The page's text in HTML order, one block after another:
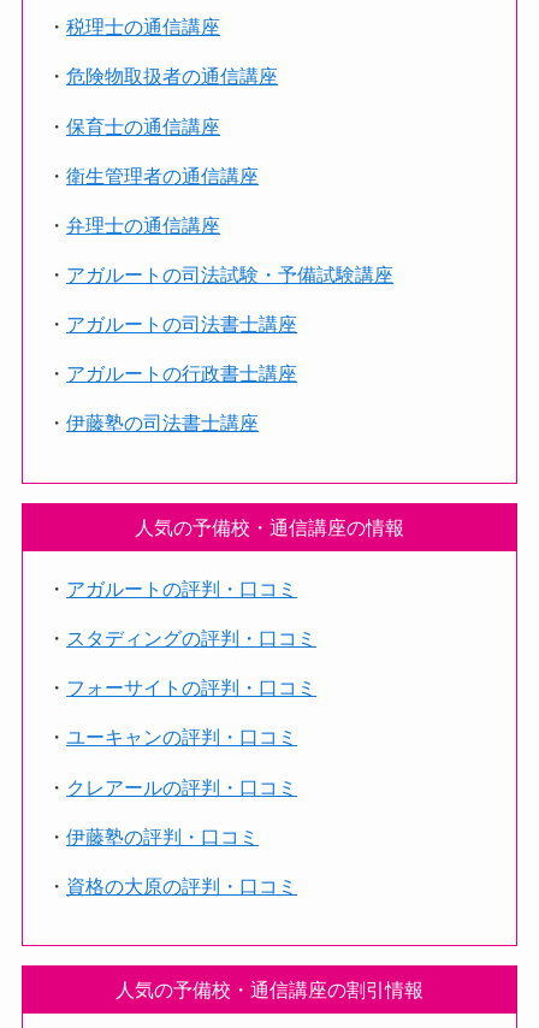
・税理士の通信講座
・危険物取扱者の通信講座
・保育士の通信講座
・衛生管理者の通信講座
・弁理士の通信講座
・ アガルートの司法試験・予備試験講座
・ アガルートの司法書士講座
・ アガルートの行政書士講座
・伊藤塾の司法書士講座
人気の予備校・通信講座の情報
・ アガルートの評判・口コミ
・ スタディングの評判・口コミ
・ フォーサイトの評判・口コミ
・ユーキャンの評判・口コミ
・ クレアールの評判・口コミ
・伊藤塾の評判・口コミ
・ 資格の大原の評判・口コミ
人気の予備校・通信講座の割引情報